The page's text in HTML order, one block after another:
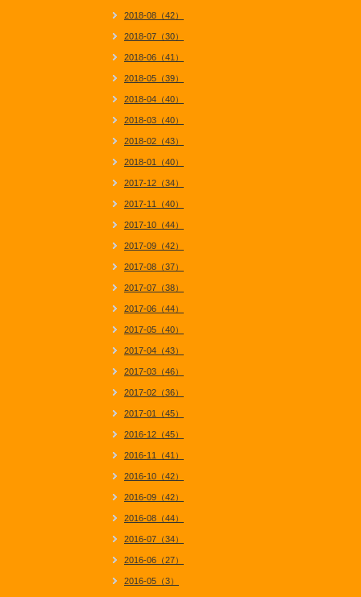
2018-08（42）
2018-07（30）
2018-06（41）
2018-05（39）
2018-04（40）
2018-03（40）
2018-02（43）
2018-01（40）
2017-12（34）
2017-11（40）
2017-10（44）
2017-09（42）
2017-08（37）
2017-07（38）
2017-06（44）
2017-05（40）
2017-04（43）
2017-03（46）
2017-02（36）
2017-01（45）
2016-12（45）
2016-11（41）
2016-10（42）
2016-09（42）
2016-08（44）
2016-07（34）
2016-06（27）
2016-05（3）